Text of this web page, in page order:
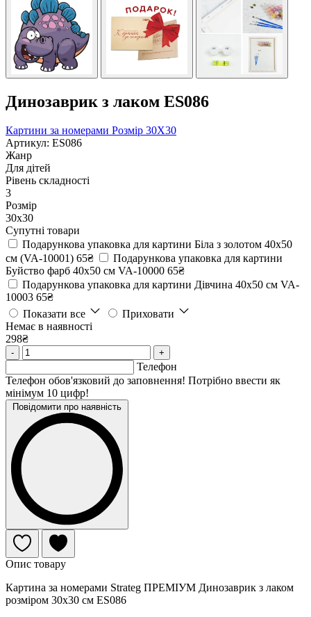
Динозаврик з лаком ES086
Картини за номерами Розмір 30Х30
Артикул: ES086
Жанр
Для дітей
Рівень складності
3
Розмір
30х30
Супутні товари
Подарункова упаковка для картини Біла з золотом 40х50
см (VA-10001) 65₴
Подарункова упаковка для картини
Буйство фарб 40х50 см VA-10000 65₴
Подарункова упаковка для картини Дівчина 40х50 см VA-
10003 65₴
Показати все
Приховати
Немає в наявності
298₴
- +
Телефон
Телефон обов'язковий до заповнення! Потрібно ввести як
мінімум 10 цифр!
Повідомити про наявність
Опис товару
Картина за номерами Strateg ПРЕМІУМ Динозаврик з лаком
розміром 30х30 см ES086